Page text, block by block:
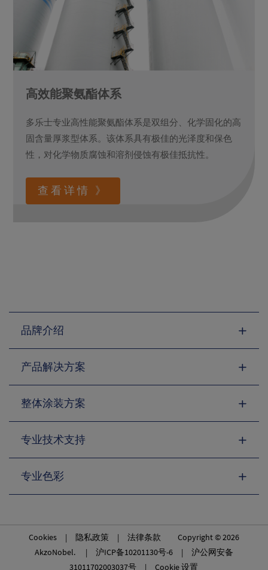
高效能聚氨酯体系
多乐士专业高性能聚氨酯体系是双组分、化学固化的高
固含量厚浆型体系。该体系具有极佳的光泽度和保色
性，对化学物质腐蚀和溶剂侵蚀有极佳抵抗性。
查看详情 》
品牌介绍
产品解决方案
整体涂装方案
专业技术支持
专业色彩
Cookies| 隐私政策 | 法律条款 Copyright © 2026
AkzoNobel. | 沪ICP备10201130号-6| 沪公网安备
31011702003037号 |Cookie 设置